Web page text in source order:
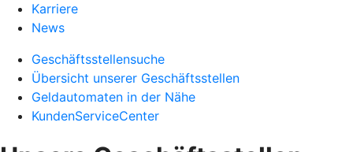
Karriere
News
Geschäftsstellensuche
Übersicht unserer Geschäftsstellen
Geldautomaten in der Nähe
KundenServiceCenter